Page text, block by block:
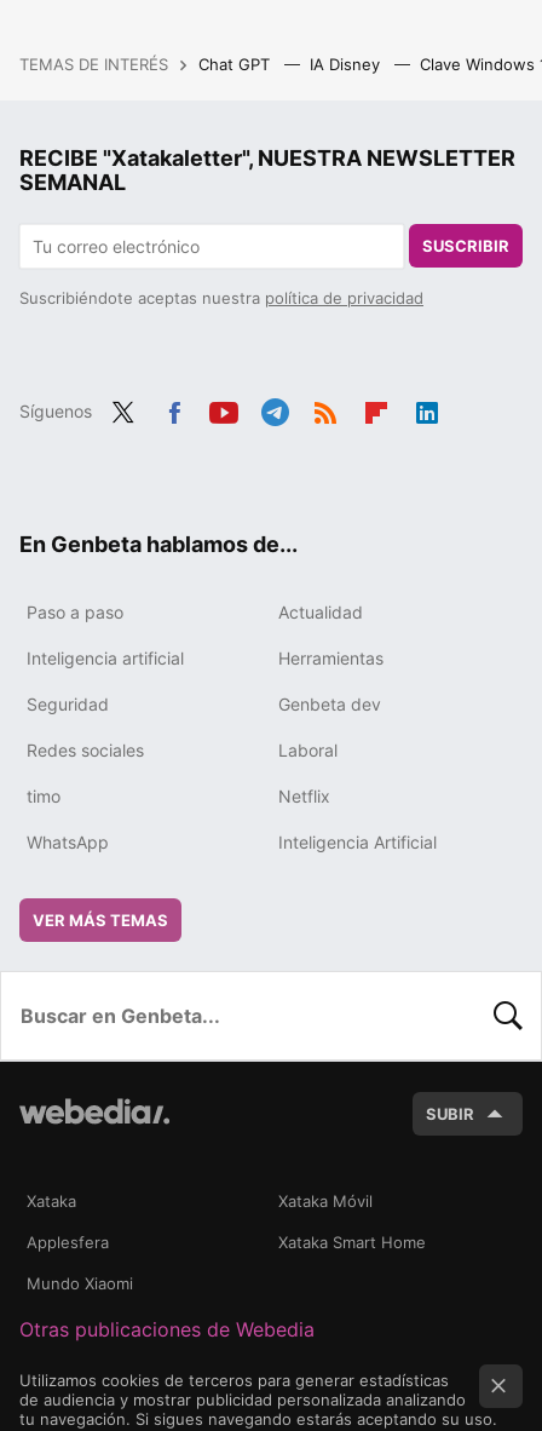
TEMAS DE INTERÉS Chat GPT IA Disney Clave Windows
RECIBE "Xatakaletter", NUESTRA NEWSLETTER
SEMANAL
SUSCRIBIR
Suscribiéndote aceptas nuestra política de privacidad
Síguenos
En Genbeta hablamos de...
Paso a paso Actualidad
Inteligencia artificial Herramientas
Seguridad Genbeta dev
Redes sociales Laboral
timo Netflix
WhatsApp Inteligencia Artificial
VER MÁS TEMAS
SUBIR
Xataka Xataka Móvil
Applesfera Xataka Smart Home
Mundo Xiaomi
Otras publicaciones de Webedia
Utilizamos cookies de terceros para generar estadísticas
de audiencia y mostrar publicidad personalizada analizando
tu navegación. Si sigues navegando estarás aceptando su uso.